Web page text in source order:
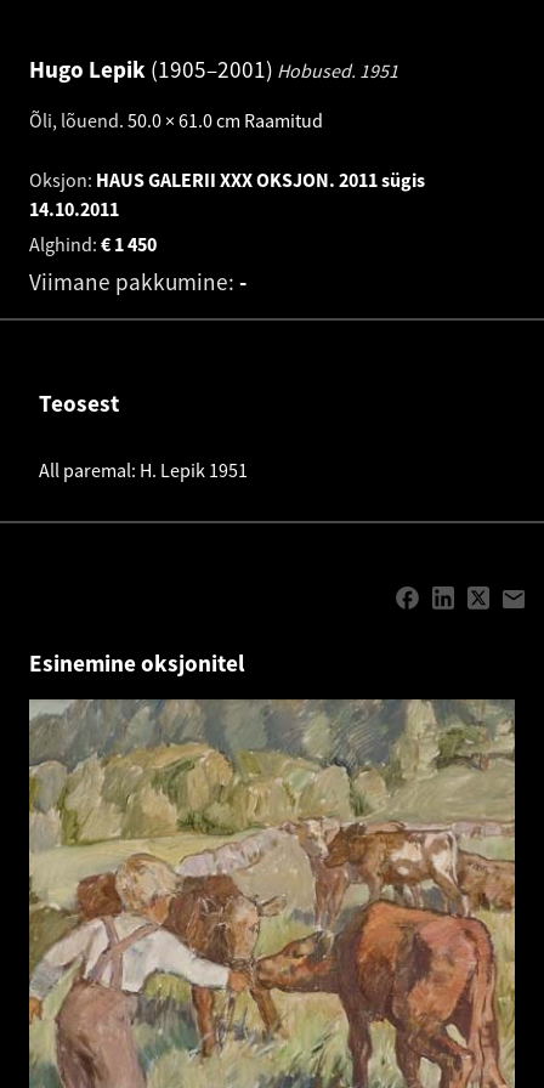
Hugo Lepik 1905–2001 Hobused. 1951
Õli, lõuend. 50.0 × 61.0 cm Raamitud
Oksjon: HAUS GALERII XXX OKSJON. 2011 sügis
14.10.2011
Alghind:
1 450
€
Viimane pakkumine: -
Teosest
All paremal: H. Lepik 1951
Esinemine oksjonitel